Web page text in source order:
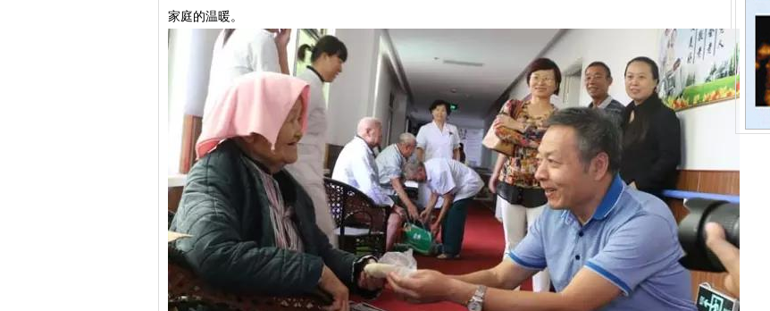
家庭的温暖。